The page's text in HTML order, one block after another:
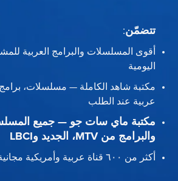
تتضمّن:
أقوى المسلسلات والبرامج العربية
اليومية
مكتبة شاهد الكاملة — مسلسلات،
عربية عند الطلب
مكتبة ماي سات جو — جميع
والبرامج من MTV، الجديد وLBCI
أكثر من ٦٠٠ قناة عربية وأمريكية مجانية